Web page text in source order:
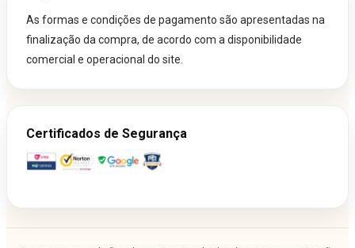
As formas e condições de pagamento são apresentadas na
finalização da compra, de acordo com a disponibilidade
comercial e operacional do site.
Certificados de Segurança